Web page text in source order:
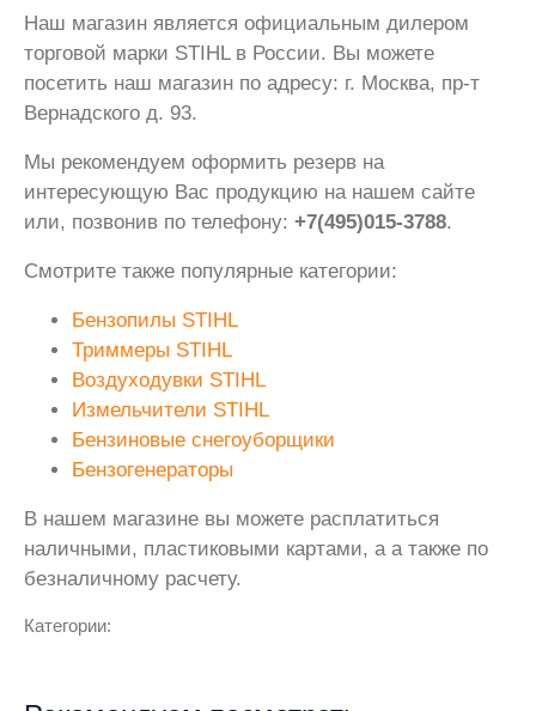
Наш магазин является официальным дилером
торговой марки STIHL в России. Вы можете
посетить наш магазин по адресу: г. Москва, пр-т
Вернадского д. 93.
Мы рекомендуем оформить резерв на
интересующую Вас продукцию на нашем сайте
или, позвонив по телефону: +7(495)015-3788.
Смотрите также популярные категории:
Бензопилы STIHL
Триммеры STIHL
Воздуходувки STIHL
Измельчители STIHL
Бензиновые снегоуборщики
Бензогенераторы
В нашем магазине вы можете расплатиться
наличными, пластиковыми картами, а а также по
безналичному расчету.
Категории: